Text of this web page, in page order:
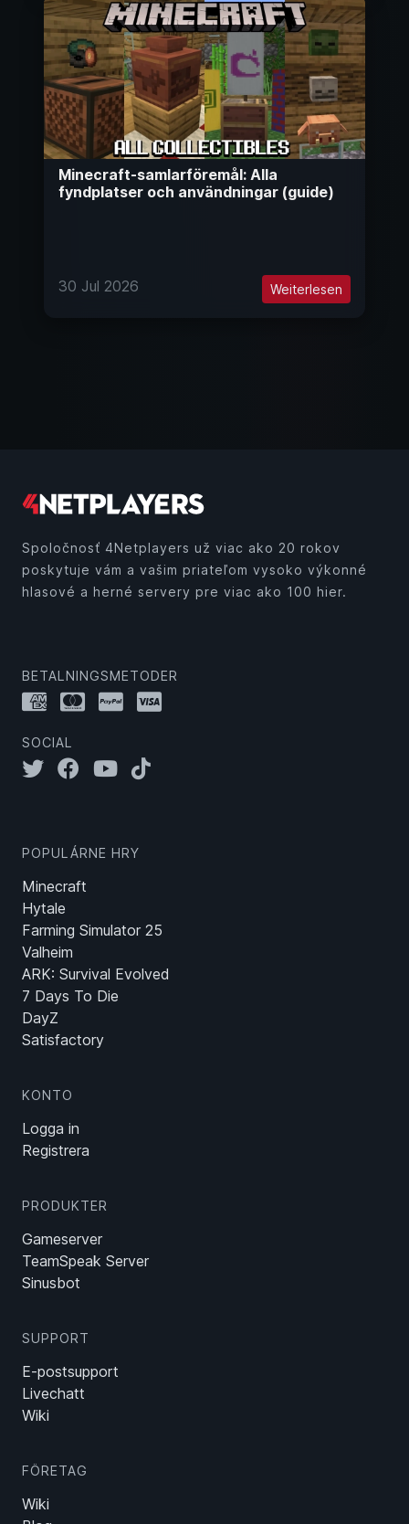
Minecraft-samlarföremål: Alla
fyndplatser och användningar (guide)
30 Jul 2026 Weiterlesen
Spoločnosť 4Netplayers už viac ako 20 rokov
poskytuje vám a vašim priateľom vysoko výkonné
hlasové a herné servery pre viac ako 100 hier.
BETALNINGSMETODER
SOCIAL
POPULÁRNE HRY
Minecraft
Hytale
Farming Simulator 25
Valheim
ARK: Survival Evolved
7 Days To Die
DayZ
Satisfactory
KONTO
Logga in
Registrera
PRODUKTER
Gameserver
TeamSpeak Server
Sinusbot
SUPPORT
E-postsupport
Livechatt
Wiki
FÖRETAG
Wiki